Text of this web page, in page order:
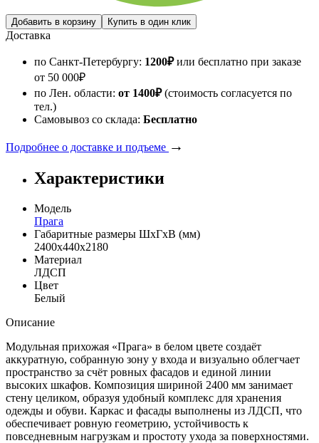
Доставка
по Санкт-Петербургу: 1200₽или бесплатно при заказе
от 50 000₽
по Лен. области: от 1400₽(стоимость согласуется по
тел.)
Самовывоз со склада: Бесплатно
Подробнее о доставке и подъеме →
Характеристики
Модель
Прага
Габаритные размеры ШхГхВ (мм)
2400х440х2180
Материал
ЛДСП
Цвет
Белый
Описание
Модульная прихожая «Прага» в белом цвете создаёт
аккуратную, собранную зону у входа и визуально облегчает
пространство за счёт ровных фасадов и единой линии
высоких шкафов. Композиция шириной 2400 мм занимает
стену целиком, образуя удобный комплекс для хранения
одежды и обуви. Каркас и фасады выполнены из ЛДСП, что
обеспечивает ровную геометрию, устойчивость к
повседневным нагрузкам и простоту ухода за поверхностями.